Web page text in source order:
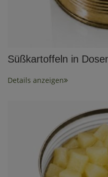
Süßkartoffeln in
Details anzeigen